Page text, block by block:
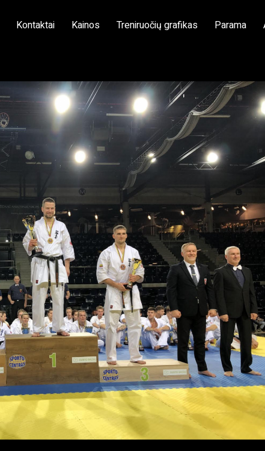
Kontaktai Kainos Treniruočių grafikas Parama